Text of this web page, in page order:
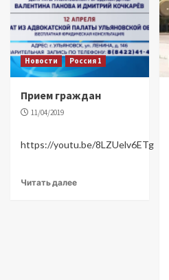
Новости Россия 1
Прием граждан
11/04/2019
https://youtu.be/8LZUelv6ETg
Читать далее